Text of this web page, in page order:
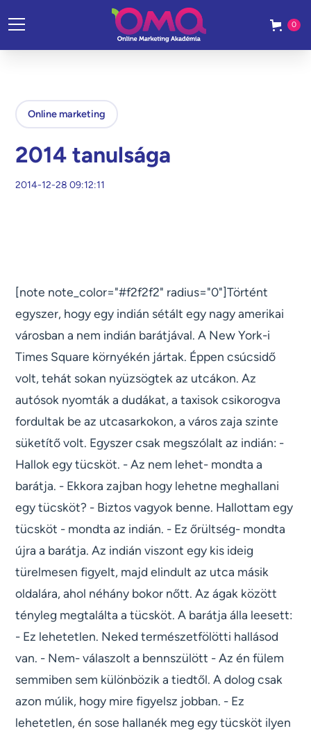
0
Online marketing
2014 tanulsága
2014-12-28 09:12:11
[note note_color="#f2f2f2" radius="0"]Történt
egyszer, hogy egy indián sétált egy nagy amerikai
városban a nem indián barátjával. A New York-i
Times Square környékén jártak. Éppen csúcsidő
volt, tehát sokan nyüzsögtek az utcákon. Az
autósok nyomták a dudákat, a taxisok csikorogva
fordultak be az utcasarkokon, a város zaja szinte
süketítő volt. Egyszer csak megszólalt az indián: -
Hallok egy tücsköt. - Az nem lehet- mondta a
barátja. - Ekkora zajban hogy lehetne meghallani
egy tücsköt? - Biztos vagyok benne. Hallottam egy
tücsköt - mondta az indián. - Ez őrültség- mondta
újra a barátja. Az indián viszont egy kis ideig
türelmesen figyelt, majd elindult az utca másik
oldalára, ahol néhány bokor nőtt. Az ágak között
tényleg megtalálta a tücsköt. A barátja álla leesett:
- Ez lehetetlen. Neked természetfölötti hallásod
van. - Nem- válaszolt a bennszülött - Az én fülem
semmiben sem különbözik a tiedtől. A dolog csak
azon múlik, hogy mire figyelsz jobban. - Ez
lehetetlen, én sose hallanék meg egy tücsköt ilyen